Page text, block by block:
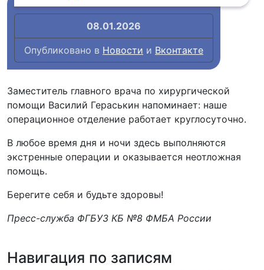
08.01.2026
Опубликовано в Новости и Вконтакте
Заместитель главного врача по хирургической
помощи Василий Гераськин напоминает: наше
операционное отделение работает круглосуточно.
В любое время дня и ночи здесь выполняются
экстренные операции и оказывается неотложная
помощь.
Берегите себя и будьте здоровы!
Пресс-служба ФГБУЗ КБ №8 ФМБА России
Навигация по записям